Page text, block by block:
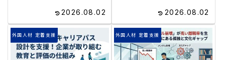
2026.08.02 2026.08.02
外国人材 定着支援 外国人材 定着支援